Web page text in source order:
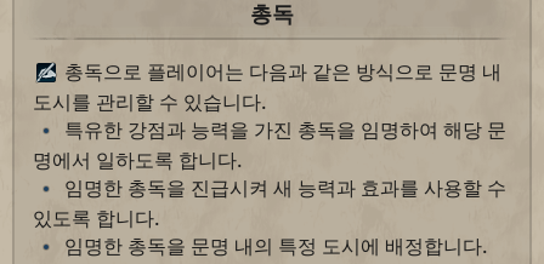
총독
총독으로 플레이어는 다음과 같은 방식으로 문명 내
도시를 관리할 수 있습니다.
특유한 강점과 능력을 가진 총독을 임명하여 해당 문
명에서 일하도록 합니다.
임명한 총독을 진급시켜 새 능력과 효과를 사용할 수
있도록 합니다.
임명한 총독을 문명 내의 특정 도시에 배정합니다.